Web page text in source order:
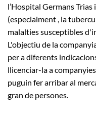
l’Hospital Germans
(especialment , la
malalties susceptibles
L'objectiu de la
per a diferents
llicenciar-la a
puguin fer arribar al
gran de persones.